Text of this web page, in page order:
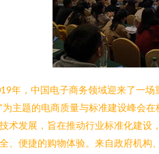
年，中国电子商务领域迎来了一
为主题的电商质量与标准建设峰会
术发展，旨在推动行业标准化建设
、便捷的购物体验。来自政府机构